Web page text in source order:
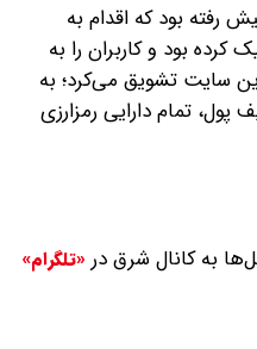
رفته بود که اقدام به
بود و کاربران را به
سایت تشویق می‌کرد؛ به
تمام دارایی رمزارزی
به کانال شرق در «تلگرام»